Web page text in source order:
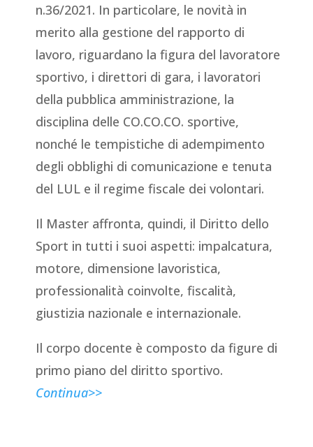
n.36/2021. In particolare, le novità in
merito alla gestione del rapporto di
lavoro, riguardano la figura del lavoratore
sportivo, i direttori di gara, i lavoratori
della pubblica amministrazione, la
disciplina delle CO.CO.CO. sportive,
nonché le tempistiche di adempimento
degli obblighi di comunicazione e tenuta
del LUL e il regime fiscale dei volontari.
Il Master affronta, quindi, il Diritto dello
Sport in tutti i suoi aspetti: impalcatura,
motore, dimensione lavoristica,
professionalità coinvolte, fiscalità,
giustizia nazionale e internazionale.
Il corpo docente è composto da figure di
primo piano del diritto sportivo.
Continua>>